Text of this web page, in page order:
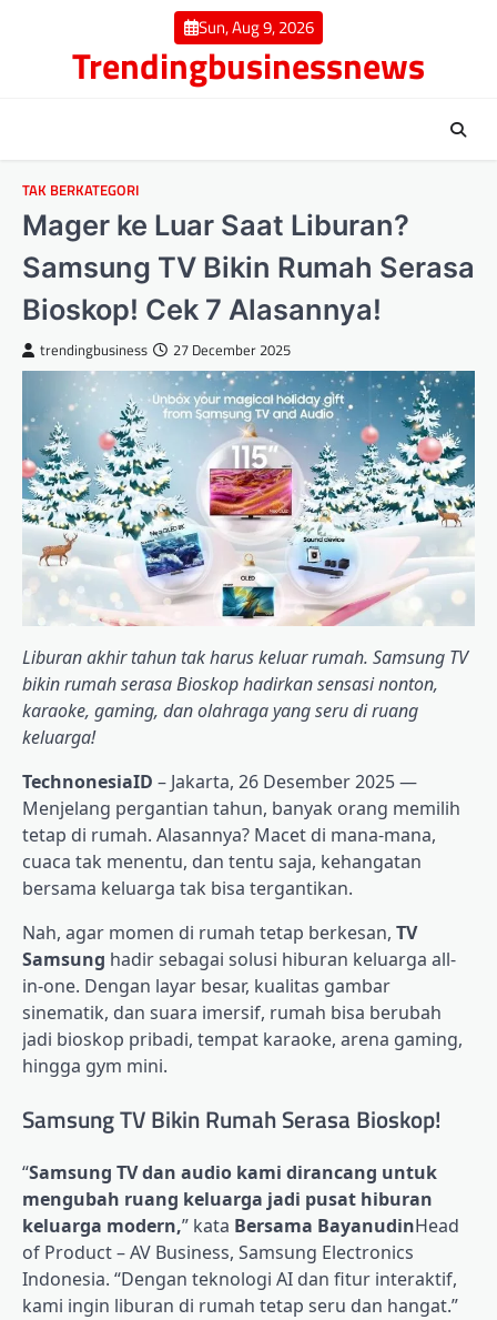
Sun, Aug 9, 2026
Trendingbusinessnews
TAK BERKATEGORI
Mager ke Luar Saat Liburan?
Samsung TV Bikin Rumah Serasa
Bioskop! Cek 7 Alasannya!
trendingbusiness 27 December 2025
Liburan akhir tahun tak harus keluar rumah. Samsung TV
bikin rumah serasa Bioskop hadirkan sensasi nonton,
karaoke, gaming, dan olahraga yang seru di ruang
keluarga!
TechnonesiaID – Jakarta, 26 Desember 2025 —
Menjelang pergantian tahun, banyak orang memilih
tetap di rumah. Alasannya? Macet di mana-mana,
cuaca tak menentu, dan tentu saja, kehangatan
bersama keluarga tak bisa tergantikan.
Nah, agar momen di rumah tetap berkesan, TV
Samsung hadir sebagai solusi hiburan keluarga all-
in-one. Dengan layar besar, kualitas gambar
sinematik, dan suara imersif, rumah bisa berubah
jadi bioskop pribadi, tempat karaoke, arena gaming,
hingga gym mini.
Samsung TV Bikin Rumah Serasa Bioskop!
“Samsung TV dan audio kami dirancang untuk
mengubah ruang keluarga jadi pusat hiburan
keluarga modern,” kata Bersama BayanudinHead
of Product – AV Business, Samsung Electronics
Indonesia. “Dengan teknologi AI dan fitur interaktif,
kami ingin liburan di rumah tetap seru dan hangat.”